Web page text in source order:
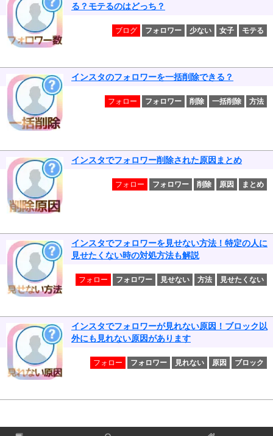
る？モテるのはどっち？
ブログ フォロワー 少ない 女子 モテる
インスタのフォロワーを一括削除できる？
フォロー フォロワー 削除 一括削除 方法
インスタでフォロワー削除された原因まとめ
フォロー フォロワー 削除 原因 まとめ
インスタでフォロワーを見せない方法！特定の人に
見せたくない時の対処方法も解説
フォロー フォロワー 見せない 方法 見せたくない
インスタでフォロワーが見れない原因！ブロック以
外にも見れない原因があります
フォロー フォロワー 見れない 原因 ブロック